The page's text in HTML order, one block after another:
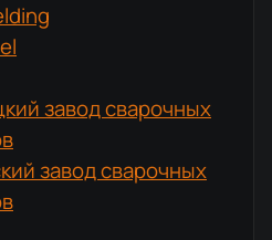
завод сварочных
завод сварочных